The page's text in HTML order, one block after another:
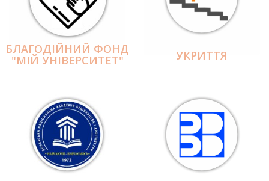
БЛАГОДІЙНИЙ ФОНД
"МІЙ УНІВЕРСИТЕТ" УКРИТТЯ